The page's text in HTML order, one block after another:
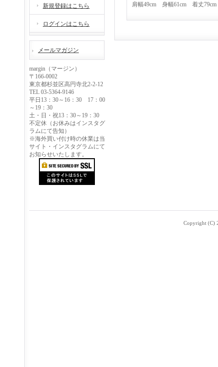
新規登録はこちら
ログインはこちら
メールマガジン
margin（マージン）
〒166-0002
東京都杉並区高円寺北2-2-12
TEL 03-5364-9146
平日13：30～16：30 17：00
～19：30
土・日・祝13：30～19：30
不定休（お休みはインスタグ
ラムにて告知）
※海外買い付け時の休業は当
サイト・インスタグラムにて
お知らせいたします。
肩幅49cm 身幅61cm 着丈
Copyright (C)